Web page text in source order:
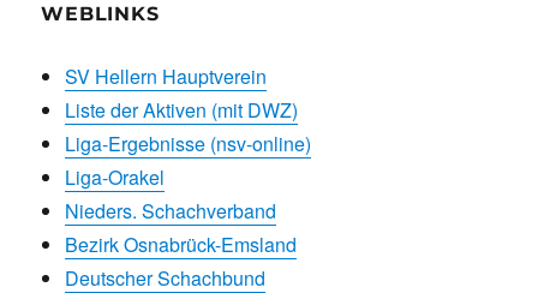
WEBLINKS
SV Hellern Hauptverein
Liste der Aktiven (mit DWZ)
Liga-Ergebnisse (nsv-online)
Liga-Orakel
Nieders. Schachverband
Bezirk Osnabrück-Emsland
Deutscher Schachbund